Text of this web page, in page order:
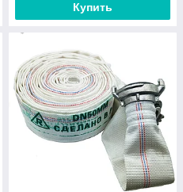
Купить